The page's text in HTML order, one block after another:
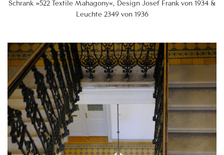
Schrank »522 Textile Mahagony«, Design Josef Frank von 1934 &
Leuchte 2349 von 1936